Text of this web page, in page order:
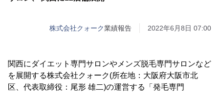
株式会社クォーク業績報告 2022年6月8日 07:00
関西にダイエット専門サロンやメンズ脱毛専門サロンなど
を展開する株式会社クォーク(所在地：大阪府大阪市北
区、代表取締役：尾形 雄二)の運営する「発毛専門